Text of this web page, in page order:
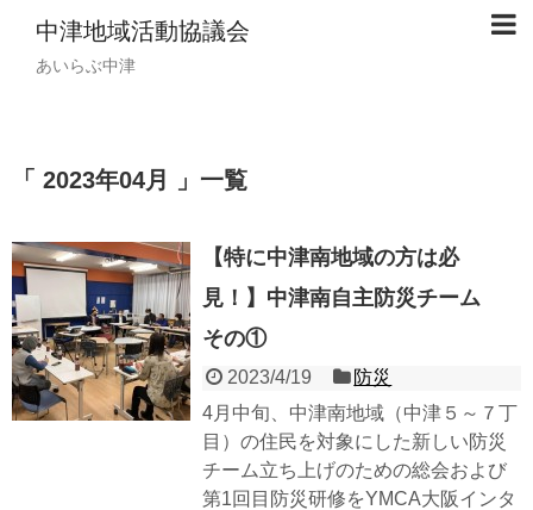
中津地域活動協議会
あいらぶ中津
「 2023年04月 」一覧
【特に中津南地域の方は必
見！】中津南自主防災チーム
その①
2023/4/19
防災
4月中旬、中津南地域（中津５～７丁
目）の住民を対象にした新しい防災
チーム立ち上げのための総会および
第1回目防災研修をYMCA大阪インタ